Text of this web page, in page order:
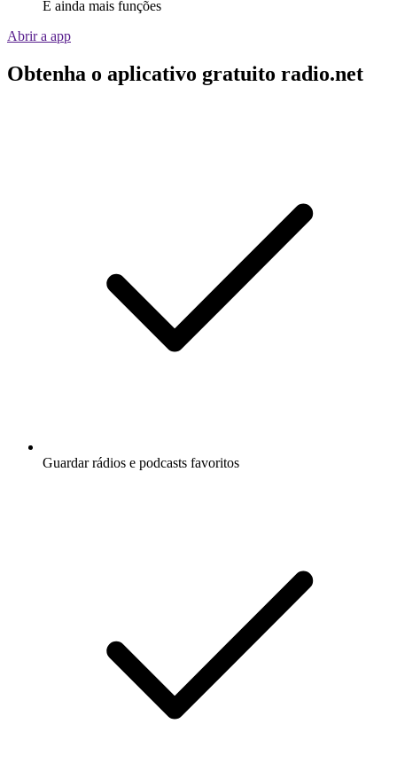
E ainda mais funções
Abrir a app
Obtenha o aplicativo gratuito radio.net
Guardar rádios e podcasts favoritos